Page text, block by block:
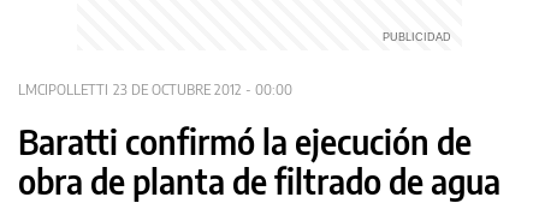
LMCIPOLLETTI 23 DE OCTUBRE 2012 - 00:00
Baratti confirmó la ejecución de
obra de planta de filtrado de agua